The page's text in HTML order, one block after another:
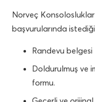
Norveç
başvurularında
Randevu belgesi
Doldurulmuş ve
formu.